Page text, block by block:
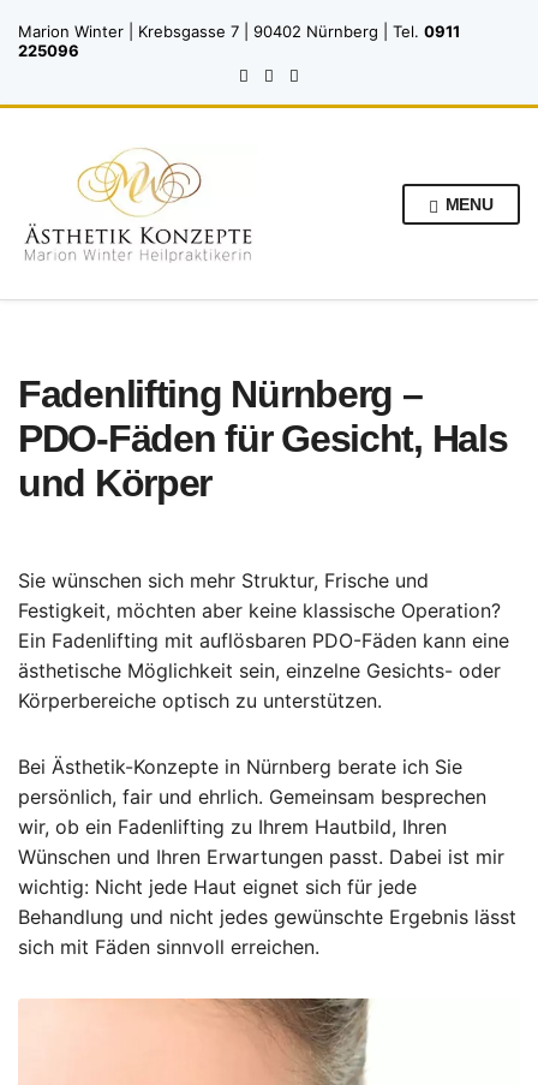
Marion Winter | Krebsgasse 7 | 90402 Nürnberg | Tel. 0911
225096
MENU
Fadenlifting Nürnberg –
PDO-Fäden für Gesicht, Hals
und Körper
Sie wünschen sich mehr Struktur, Frische und
Festigkeit, möchten aber keine klassische Operation?
Ein Fadenlifting mit auflösbaren PDO-Fäden kann eine
ästhetische Möglichkeit sein, einzelne Gesichts- oder
Körperbereiche optisch zu unterstützen.
Bei Ästhetik-Konzepte in Nürnberg berate ich Sie
persönlich, fair und ehrlich. Gemeinsam besprechen
wir, ob ein Fadenlifting zu Ihrem Hautbild, Ihren
Wünschen und Ihren Erwartungen passt. Dabei ist mir
wichtig: Nicht jede Haut eignet sich für jede
Behandlung und nicht jedes gewünschte Ergebnis lässt
sich mit Fäden sinnvoll erreichen.